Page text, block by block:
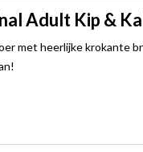
Adult Kip &
met heerlijke krokante